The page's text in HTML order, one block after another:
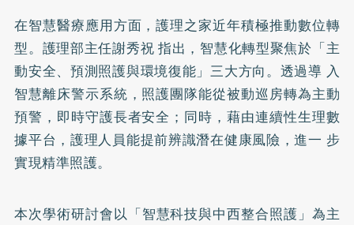
在智慧醫療應用方面，護理之家近年積極推動數位轉
型。護理部主任謝秀祝 指出，智慧化轉型聚焦於「主
動安全、預測照護與環境復能」三大方向。透過導 入
智慧離床警示系統，照護團隊能從被動巡房轉為主動
預警，即時守護長者安全；同時，藉由連續性生理數
據平台，護理人員能提前辨識潛在健康風險，進一 步
實現精準照護。
本次學術研討會以「智慧科技與中西整合照護」為主